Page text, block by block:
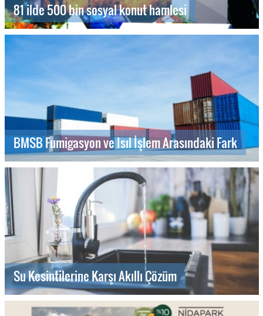
81 ilde 500 bin sosyal konut hamlesi
BMSB Fumigasyon ve Isıl İşlem Arasındaki Fark
Su Kesintilerine Karşı Akıllı Çözüm